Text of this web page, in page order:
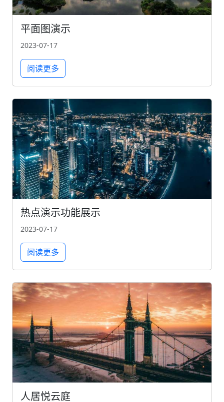
平面图演示
2023-07-17
阅读更多
热点演示功能展示
2023-07-17
阅读更多
人居悦云庭